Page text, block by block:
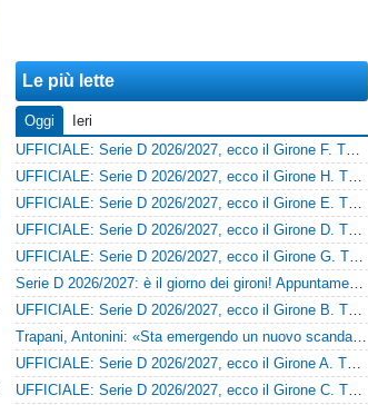
Le più lette
Oggi
Ieri
UFFICIALE: Serie D 2026/2027, ecco il Girone F. Tutte le squadre
UFFICIALE: Serie D 2026/2027, ecco il Girone H. Tutte le squadre
UFFICIALE: Serie D 2026/2027, ecco il Girone E. Tutte le squadre
UFFICIALE: Serie D 2026/2027, ecco il Girone D. Tutte le squadre
UFFICIALE: Serie D 2026/2027, ecco il Girone G. Tutte le squadre
Serie D 2026/2027: è il giorno dei gironi! Appuntamento fissato
UFFICIALE: Serie D 2026/2027, ecco il Girone B. Tutte le squadre
Trapani, Antonini: «Sta emergendo un nuovo scandalo»
UFFICIALE: Serie D 2026/2027, ecco il Girone A. Tutte le squadre
UFFICIALE: Serie D 2026/2027, ecco il Girone C. Tutte le squadre